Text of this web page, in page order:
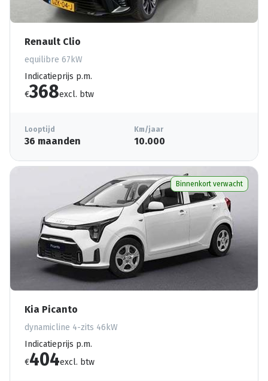
Renault Clio
equilibre 67kW
Indicatieprijs p.m.
€368excl. btw
Looptijd
36 maanden
Km/jaar
10.000
Binnenkort verwacht
Kia Picanto
dynamicline 4-zits 46kW
Indicatieprijs p.m.
€404excl. btw